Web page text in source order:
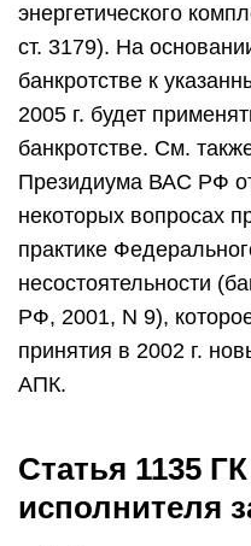
энергетического
ст. 3179). На
банкротстве к
2005 г. будет
банкротстве. См.
Президиума ВАС РФ
некоторых вопросах
практике
несостоятельности
РФ, 2001, N 9),
принятия в 2002 г.
АПК.
Статья 1135
исполнителя